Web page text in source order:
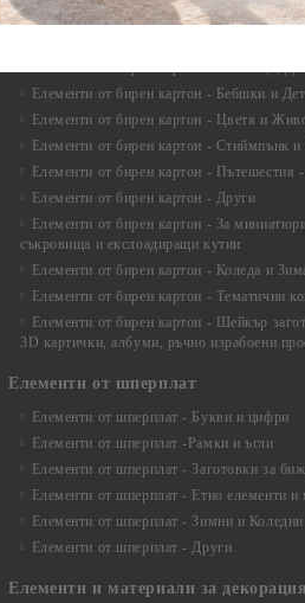
Елементи от бирен картон - Ъгли и
Елементи от бирен картон - Бебшки и
Елементи от бирен картон - Цветя и
Елементи от бирен картон - Стиймпънк
Елементи от бирен картон - Пътешестия
Елементи от бирен картон - Други
Елементи от бирен картон - За
съкровища и екслоадиращи кутии
Елементи от бирен картон - Коледа и
Елементи от бирен картон - Тематични
Елементи от бирен картон - Шейкър
3D картички, албуми, ръчно израбоени
Елементи от шперплат
Елементи от шперплат - Букви и цифри
Елементи от шперплат -Рамки и ъгли
Елементи от шперплат - Заготовки за
Елементи от шперплат - Етно елементи
Елементи от шперплат - Зимни и Коледни
Елементи от шперплат - Други
Елементи и материали за декорация